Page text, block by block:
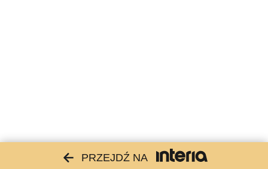
PRZEJDŹ NA